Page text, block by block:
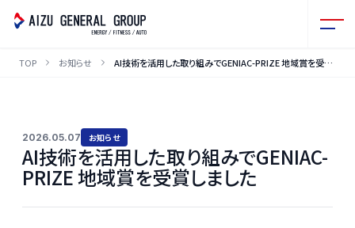
TOP お知らせ AI技術を活用した取り組みでGENIAC-PRIZE 地域賞を受賞しました
2026.05.07 お知らせ
AI技術を活用した取り組みでGENIAC-
PRIZE 地域賞を受賞しました